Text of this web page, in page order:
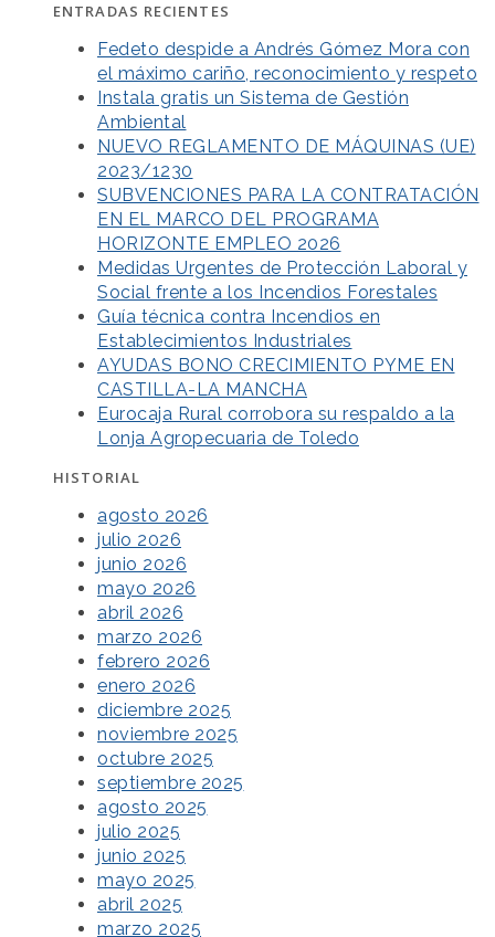
ENTRADAS RECIENTES
Fedeto despide a Andrés Gómez Mora con
el máximo cariño, reconocimiento y respeto
Instala gratis un Sistema de Gestión
Ambiental
NUEVO REGLAMENTO DE MÁQUINAS (UE)
2023/1230
SUBVENCIONES PARA LA CONTRATACIÓN
EN EL MARCO DEL PROGRAMA
HORIZONTE EMPLEO 2026
Medidas Urgentes de Protección Laboral y
Social frente a los Incendios Forestales
Guía técnica contra Incendios en
Establecimientos Industriales
AYUDAS BONO CRECIMIENTO PYME EN
CASTILLA-LA MANCHA
Eurocaja Rural corrobora su respaldo a la
Lonja Agropecuaria de Toledo
HISTORIAL
agosto 2026
julio 2026
junio 2026
mayo 2026
abril 2026
marzo 2026
febrero 2026
enero 2026
diciembre 2025
noviembre 2025
octubre 2025
septiembre 2025
agosto 2025
julio 2025
junio 2025
mayo 2025
abril 2025
marzo 2025